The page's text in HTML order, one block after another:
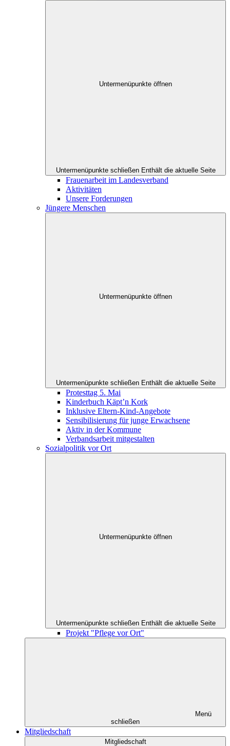
Untermenüpunkte öffnen
Untermenüpunkte schließen Enthält die aktuelle Seite
Frauenarbeit im Landesverband
Aktivitäten
Unsere Forderungen
Jüngere Menschen
Untermenüpunkte öffnen
Untermenüpunkte schließen Enthält die aktuelle Seite
Protesttag 5. Mai
Kinderbuch Käpt’n Kork
Inklusive Eltern-Kind-Angebote
Sensibilisierung für junge Erwachsene
Aktiv in der Kommune
Verbandsarbeit mitgestalten
Sozialpolitik vor Ort
Untermenüpunkte öffnen
Untermenüpunkte schließen Enthält die aktuelle Seite
Projekt "Pflege vor Ort"
Menü
schließen
Mitgliedschaft
Mitgliedschaft